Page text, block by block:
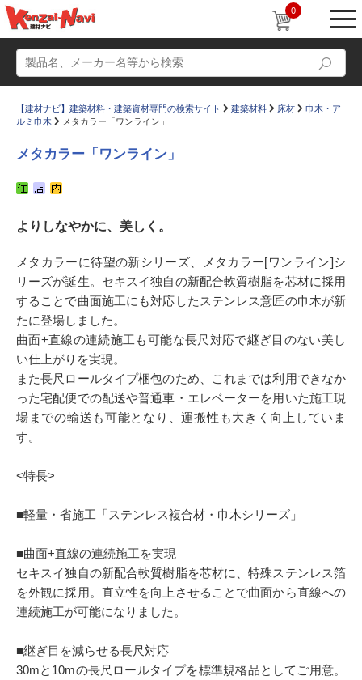
0
かたなび
すまいリング 設計士インタビュー
Q＆A 販売・施工代理店募集
お気に入り
【建材ナビ】建築材料・建築資材専門の検索サイト 建築材料 床材
巾木・ア
ルミ巾木
メタカラー「ワンライン」
メタカラー「ワンライン」
よりしなやかに、美しく。
メタカラーに待望の新シリーズ、メタカラー[ワンライン]シ
リーズが誕生。セキスイ独自の新配合軟質樹脂を芯材に採用
することで曲面施工にも対応したステンレス意匠の巾木が新
たに登場しました。
曲面+直線の連続施工も可能な長尺対応で継ぎ目のない美し
い仕上がりを実現。
また長尺ロールタイプ梱包のため、これまでは利用できなか
った宅配便での配送や普通車・エレベーターを用いた施工現
場までの輸送も可能となり、運搬性も大きく向上していま
す。
<特長>
■軽量・省施工「ステンレス複合材・巾木シリーズ」
■曲面+直線の連続施工を実現
セキスイ独自の新配合軟質樹脂を芯材に、特殊ステンレス箔
を外観に採用。直立性を向上させることで曲面から直線への
連続施工が可能になりました。
■継ぎ目を減らせる長尺対応
30mと10mの長尺ロールタイプを標準規格品としてご用意。